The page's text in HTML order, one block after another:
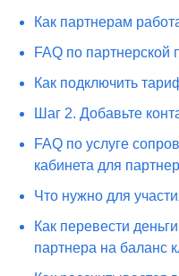
Как партнерам
FAQ по партнерской
Как подключить
Шаг 2. Добавьте
FAQ по услуге
кабинета для
Что нужно для
Как перевести
партнера на баланс